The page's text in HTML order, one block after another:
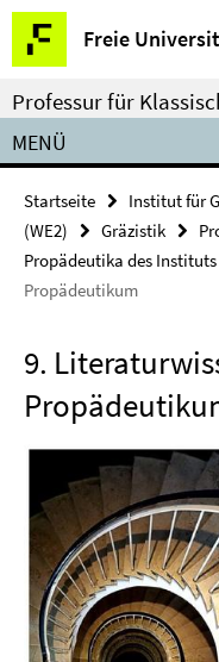
Springe
direkt
zu
Inhalt
Freie
Service-
Navigation
Professur für
MENÜ
Startseite
Institut für
(WE2)
Gräzistik
Propädeutika des Instituts
Propädeutikum
9.